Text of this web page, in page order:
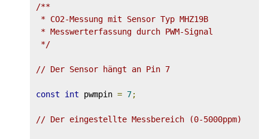
/**
* CO2-Messung mit Sensor Typ MHZ19B
* Messwerterfassung durch PWM-Signal
*/
// Der Sensor hängt an Pin 7
const int pwmpin = 7;
// Der eingestellte Messbereich (0-5000ppm)